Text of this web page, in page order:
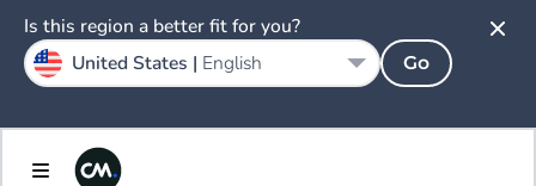
Is this region a better fit for you?
United States | English Go